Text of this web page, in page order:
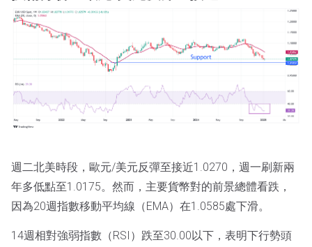
週二北美時段，歐元/美元反彈至接近1.0270，週一刷新兩
年多低點至1.0175。然而，主要貨幣對的前景總體看跌，
因為20週指數移動平均線（EMA）在1.0585處下滑。
14週相對強弱指數（RSI）跌至30.00以下，表明下行勢頭